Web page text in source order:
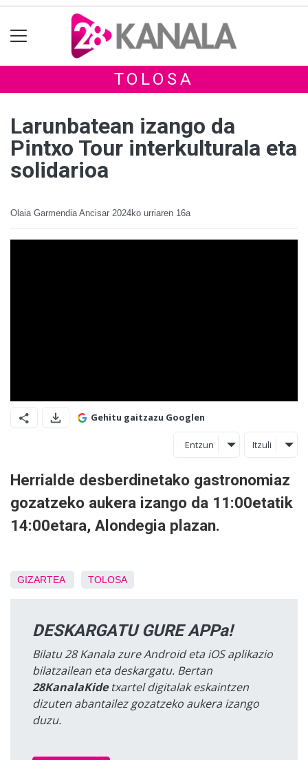
TOLOSA
Larunbatean izango da
Pintxo Tour interkulturala eta
solidarioa
Olaia Garmendia Ancisar 2024ko urriaren 16a
Gehitu gaitzazu Googlen
Entzun Itzuli
Herrialde desberdinetako gastronomiaz
gozatzeko aukera izango da 11:00etatik
14:00etara, Alondegia plazan.
GIZARTEA TOLOSA
DESKARGATU GURE APPa!
Bilatu 28 Kanala zure Android eta iOS aplikazio
bilatzailean eta deskargatu. Bertan
28KanalaKidetxartel digitalak eskaintzen
dizuten abantailez gozatzeko aukera izango
duzu.